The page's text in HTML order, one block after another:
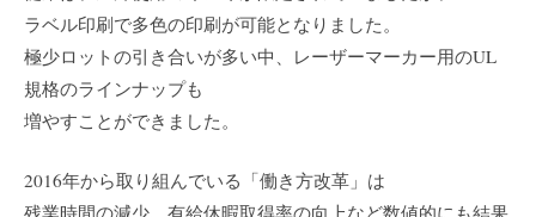
ラベル印刷で多色の印刷が可能となりました。
極少ロットの引き合いが多い中、レーザーマーカー用のUL
規格のラインナップも
増やすことができました。
2016年から取り組んでいる「働き方改革」は